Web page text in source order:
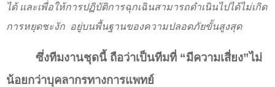
ได้ และเพื่อให้การปฏิบัติการฉุกเฉินสามารถดำเนินไปได้ไม่เกิด
การหยุดชะงัก อยู่บนพื้นฐานของความปลอดภัยขั้นสูงสุด
ซึ่งทีมงานชุดนี้ ถือว่าเป็นทีมที่ “มีความเสี่ยง”ไม่
น้อยกว่าบุคลากรทางการแพทย์